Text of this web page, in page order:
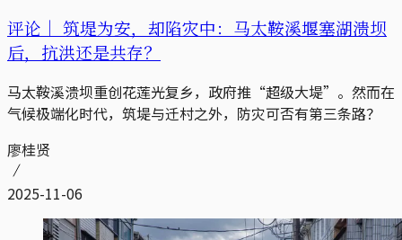
评论｜ 筑堤为安，却陷灾中：马太鞍溪堰塞湖溃坝
后，抗洪还是共存？
马太鞍溪溃坝重创花莲光复乡，政府推“超级大堤”。然而在
气候极端化时代，筑堤与迁村之外，防灾可否有第三条路？
廖桂贤
2025-11-06